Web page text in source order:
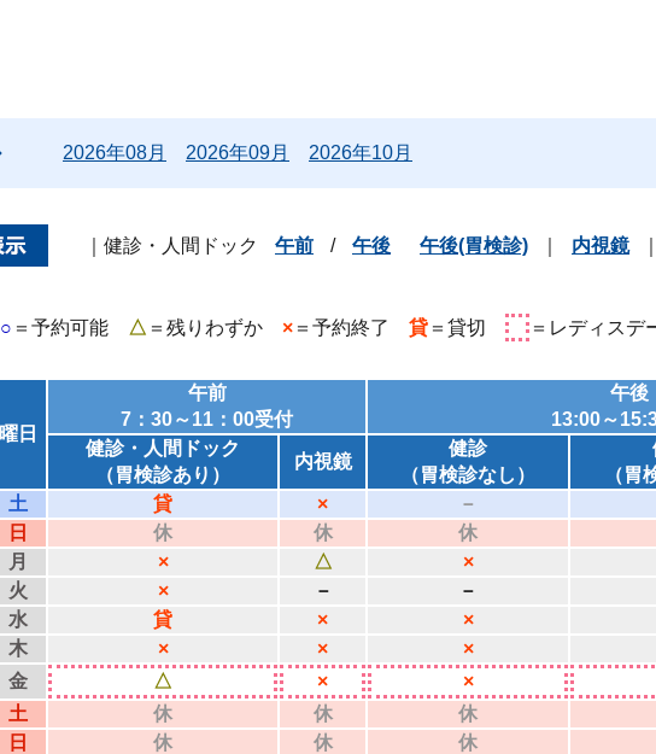
2026年08月 2026年09月 2026年10月
｜健診・人間ドック 午前 / 午後 午後(胃検診) 内視鏡
○ ＝予約可能 △ ＝残りわずか ×＝予約終了 貸＝貸切 ＝レディスデ
曜日
午前
7：30～11：00受付
午後
13:00～
健診・人間ドック
（胃検診あり）
内視鏡
健診
（胃検診なし）
（胃
土 貸 × －
日 休 休 休
月 × △ ×
火 × － －
水 貸 × ×
木 × × ×
金 △ × ×
土 休 休 休
日 休 休 休